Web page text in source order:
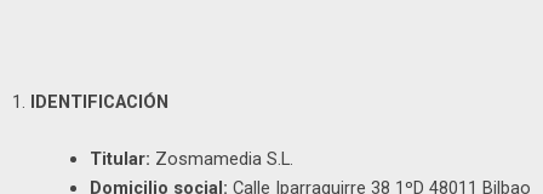
1. IDENTIFICACIÓN
Titular: Zosmamedia S.L.
Domicilio social: Calle Iparraguirre 38 1ºD 48011 Bilbao